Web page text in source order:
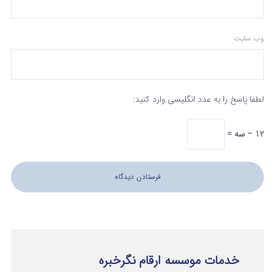
وب‌ سایت
لطفا پاسخ را به عدد انگلیسی وارد کنید:
12 − سه =
خدمات موسسه ارقام نگرخبره